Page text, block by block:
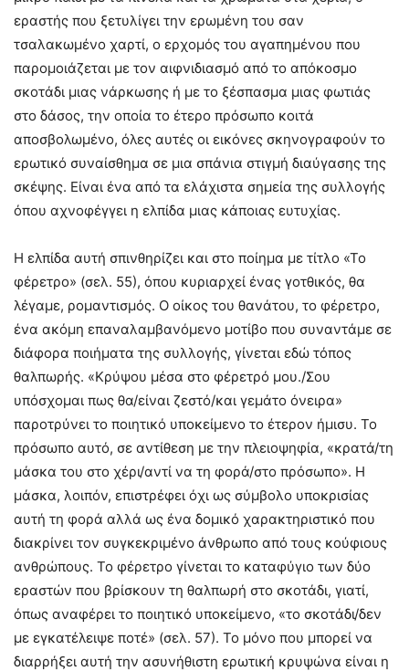
εραστής που ξετυλίγει την ερωμένη του σαν
τσαλακωμένο χαρτί, ο ερχομός του αγαπημένου που
παρομοιάζεται με τον αιφνιδιασμό από το απόκοσμο
σκοτάδι μιας νάρκωσης ή με το ξέσπασμα μιας φωτιάς
στο δάσος, την οποία το έτερο πρόσωπο κοιτά
αποσβολωμένο, όλες αυτές οι εικόνες σκηνογραφούν το
ερωτικό συναίσθημα σε μια σπάνια στιγμή διαύγασης της
σκέψης. Είναι ένα από τα ελάχιστα σημεία της συλλογής
όπου αχνοφέγγει η ελπίδα μιας κάποιας ευτυχίας.
Η ελπίδα αυτή σπινθηρίζει και στο ποίημα με τίτλο «Το
φέρετρο» (σελ. 55), όπου κυριαρχεί ένας γοτθικός, θα
λέγαμε, ρομαντισμός. Ο οίκος του θανάτου, το φέρετρο,
ένα ακόμη επαναλαμβανόμενο μοτίβο που συναντάμε σε
διάφορα ποιήματα της συλλογής, γίνεται εδώ τόπος
θαλπωρής. «Κρύψου μέσα στο φέρετρό μου./Σου
υπόσχομαι πως θα/είναι ζεστό/και γεμάτο όνειρα»
παροτρύνει το ποιητικό υποκείμενο το έτερον ήμισυ. Το
πρόσωπο αυτό, σε αντίθεση με την πλειοψηφία, «κρατά/τη
μάσκα του στο χέρι/αντί να τη φορά/στο πρόσωπο». Η
μάσκα, λοιπόν, επιστρέφει όχι ως σύμβολο υποκρισίας
αυτή τη φορά αλλά ως ένα δομικό χαρακτηριστικό που
διακρίνει τον συγκεκριμένο άνθρωπο από τους κούφιους
ανθρώπους. Το φέρετρο γίνεται το καταφύγιο των δύο
εραστών που βρίσκουν τη θαλπωρή στο σκοτάδι, γιατί,
όπως αναφέρει το ποιητικό υποκείμενο, «το σκοτάδι/δεν
με εγκατέλειψε ποτέ» (σελ. 57). Το μόνο που μπορεί να
διαρρήξει αυτή την ασυνήθιστη ερωτική κρυψώνα είναι η